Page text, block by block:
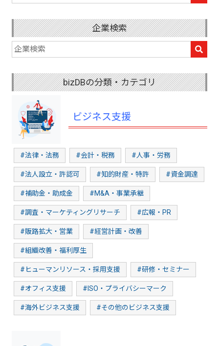
企業検索
bizDBの分類・カテゴリ
ビジネス支援
#法律・法務 #会計・税務 #人事・労務
#法人設立・許認可 #知的財産・特許 #資金調達
#補助金・助成金 #M&A・事業承継
#調査・マーケティングリサーチ #広報・PR
#販路拡大・営業 #経営計画・改善
#組織改善・福利厚生
#ヒューマンリソース・採用支援 #研修・セミナー
#オフィス支援 #ISO・プライバシーマーク
#海外ビジネス支援 #その他のビジネス支援